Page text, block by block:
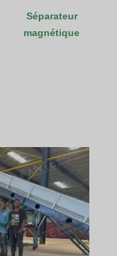
Séparateur
magnétique